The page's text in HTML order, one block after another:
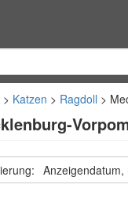
Katzen Ragdoll
Anzeigendatum,